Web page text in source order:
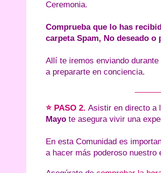
Ceremonia.
Comprueba que lo has
carpeta Spam, No deseado o
Allí te iremos enviando
a prepararte en conciencia.
⭐ PASO 2. Asistir en directo a
Mayo te asegura vivir una
En esta Comunidad es
a hacer más poderoso nuestro